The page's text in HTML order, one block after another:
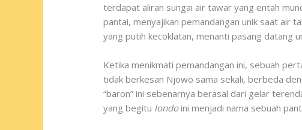
terdapat aliran sungai air tawar yang entah
pantai, menyajikan pemandangan unik saat air
yang putih kecoklatan, menanti pasang datang
Ketika menikmati pemandangan ini, sebuah
tidak berkesan Njowo sama sekali, berbeda
“baron” ini sebenarnya berasal dari gelar
yang begitu londoini menjadi nama sebuah